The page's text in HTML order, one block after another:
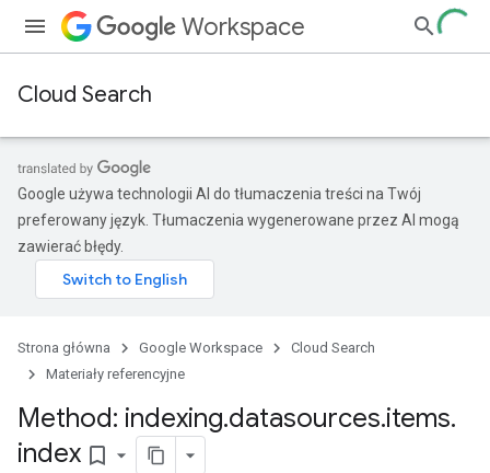
Workspace
Cloud Search
Google używa technologii AI do tłumaczenia treści na Twój
preferowany język. Tłumaczenia wygenerowane przez AI mogą
zawierać błędy.
Strona główna Google Workspace
Cloud Search
Materiały referencyjne
Method: indexing.datasources.items.
index bookmark_border